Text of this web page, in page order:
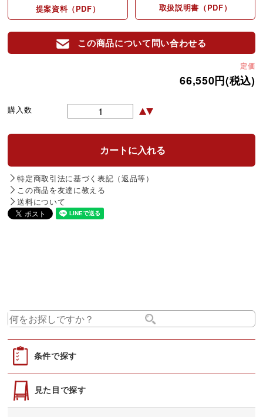
提案資料（PDF） 取扱説明書（PDF）
この商品について問い合わせる
定価
66,550円(税込)
購入数
特定商取引法に基づく表記（返品等）
この商品を友達に教える
送料について
条件で探す
見た目で探す